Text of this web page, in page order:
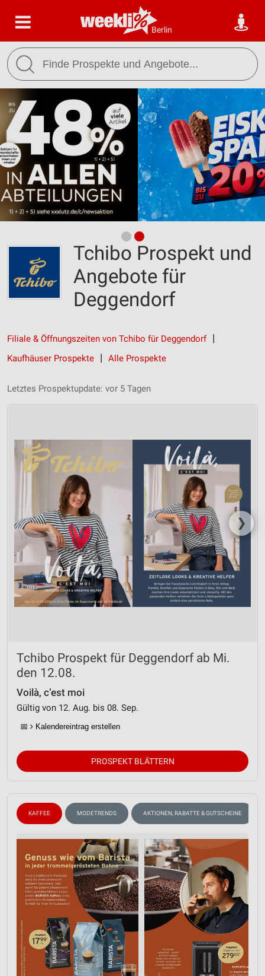
Berlin
Tchibo Prospekt und
Angebote für
Deggendorf
Filiale & Öffnungszeiten von Tchibo für Deggendorf
Kaufhäuser Prospekte
Alle Prospekte
Letztes Prospektupdate: vor 5 Tagen
❯
Tchibo Prospekt für Deggendorf ab Mi.
den 12.08.
Voilà, c’est moi
Gültig von 12. Aug. bis 08. Sep.
📅 Kalendereintrag erstellen
PROSPEKT BLÄTTERN
KAFFEE MODETRENDS AKTIONEN, RABATTE & GUTSCHEINE